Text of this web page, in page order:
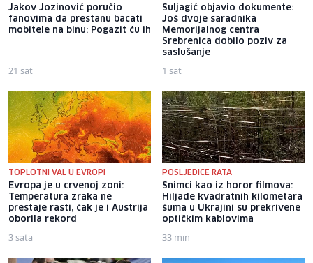
Jakov Jozinović poručio
fanovima da prestanu bacati
mobitele na binu: Pogazit ću ih
21 sat
Suljagić objavio dokumente:
Još dvoje saradnika
Memorijalnog centra
Srebrenica dobilo poziv za
saslušanje
1 sat
TOPLOTNI VAL U EVROPI
Evropa je u crvenoj zoni:
Temperatura zraka ne
prestaje rasti, čak je i Austrija
oborila rekord
3 sata
POSLJEDICE RATA
Snimci kao iz horor filmova:
Hiljade kvadratnih kilometara
šuma u Ukrajini su prekrivene
optičkim kablovima
33 min